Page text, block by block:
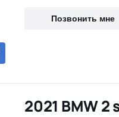
Позвонить мне
2021 BMW 2